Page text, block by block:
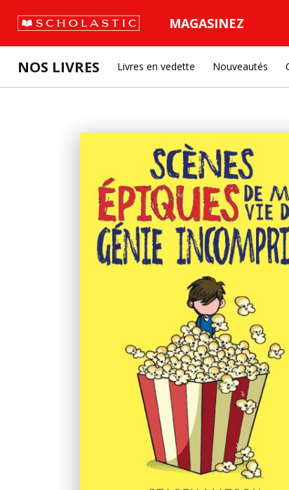
MAGASINEZ
NOS LIVRES Livres en vedette Nouveautés